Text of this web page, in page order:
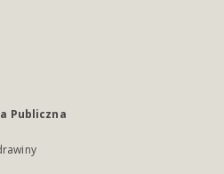
Publiczna